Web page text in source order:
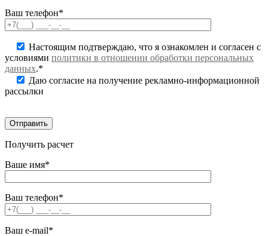
Ваш телефон*
Настоящим подтверждаю, что я ознакомлен и согласен с
условиями политики в отношении обработки персональных
данных.*
Даю согласие на получение рекламно-информационной
рассылки
Получить расчет
Ваше имя*
Ваш телефон*
Ваш e-mail*